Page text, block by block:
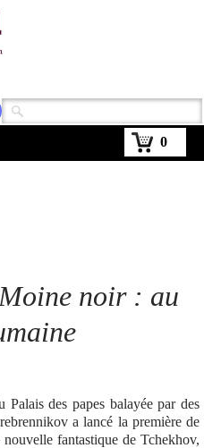
0
noir : au
Palais des papes balayée par des
a lancé la première de
nouvelle fantastique de Tchekhov,